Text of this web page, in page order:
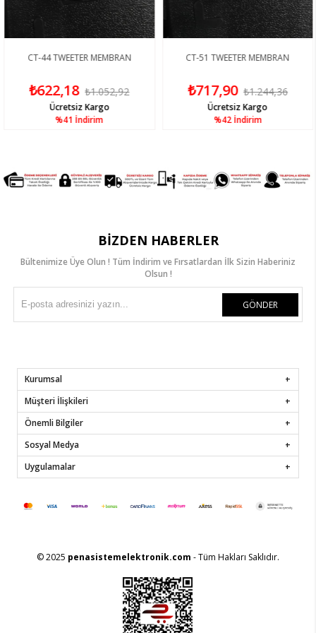
CT-44 TWEETER MEMBRAN
₺622,18 ₺1.052,92
İndirim
Ücretsiz Kargo
CT-51 TWEETER MEMBRAN
₺717,90 ₺1.244,36
İndirim
Ücretsiz Kargo
BIZDEN HABERLER
Bültenimize Üye Olun ! Tüm İndirim ve Fırsatlardan İlk Sizin Haberiniz
Olsun !
GÖNDER
Kurumsal
Müşteri İlişkileri
Önemli Bilgiler
Sosyal Medya
Uygulamalar
© 2025 penasistemelektronik.com - Tüm Hakları Saklıdır.